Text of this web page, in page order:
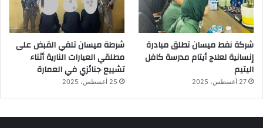
شركة نفط ميسان تطلق مبادرة
إنسانية لعلاج أيتام مدرسة كافل
اليتيم
27 أغسطس، 2025
شرطة ميسان تلقي القبض على
مطلقي العيارات النارية أثناء
تشييع جنائزي في العمارة
25 أغسطس، 2025